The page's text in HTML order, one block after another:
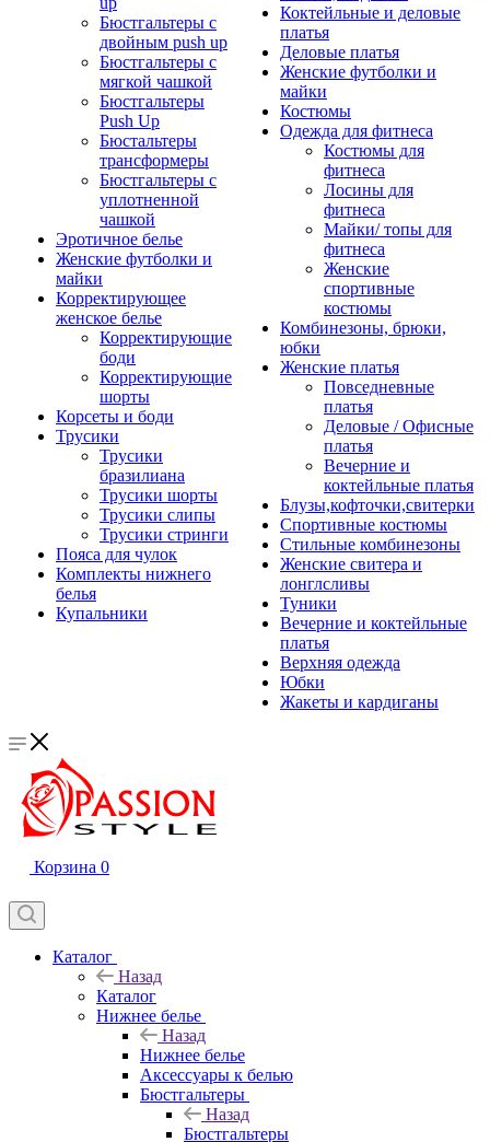
Бюстгальтеры с
двойным push up
Бюстгальтеры с
мягкой чашкой
Бюстгальтеры
Push Up
Бюстальтеры
трансформеры
Бюстгальтеры с
уплотненной
чашкой
Эротичное белье
Женские футболки и
майки
Корректирующее
женское белье
Корректирующие
боди
Корректирующие
шорты
Корсеты и боди
Трусики
Трусики
бразилиана
Трусики шорты
Трусики слипы
Трусики стринги
Пояса для чулок
Комплекты нижнего
белья
Купальники
Коктейльные и деловые
платья
Деловые платья
Женские футболки и
майки
Костюмы
Одежда для фитнеса
Костюмы для
фитнеса
Лосины для
фитнеса
Майки/ топы для
фитнеса
Женские
спортивные
костюмы
Комбинезоны, брюки,
юбки
Женские платья
Повседневные
платья
Деловые / Офисные
платья
Вечерние и
коктейльные платья
Блузы,кофточки,свитерки
Спортивные костюмы
Стильные комбинезоны
Женские свитера и
лонглсливы
Туники
Вечерние и коктейльные
платья
Верхняя одежда
Юбки
Жакеты и кардиганы
Корзина 0
Каталог
Назад
Каталог
Нижнее белье
Назад
Нижнее белье
Аксессуары к белью
Бюстгальтеры
Назад
Бюстгальтеры